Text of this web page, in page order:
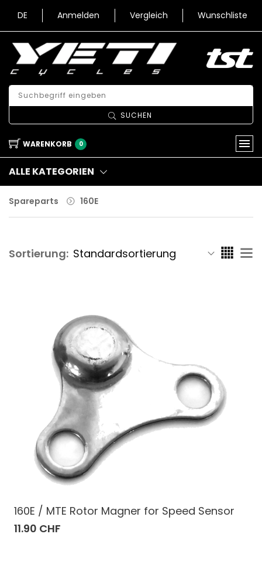
DE Anmelden Vergleich Wunschliste
SUCHEN
WARENKORB 0
ALLE KATEGORIEN
Spareparts 160E
Sortierung:
160E / MTE Rotor Magner for Speed Sensor
11.90 CHF